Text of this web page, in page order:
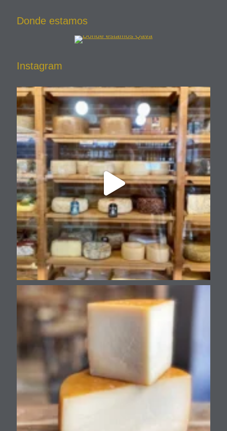
Donde estamos
Instagram